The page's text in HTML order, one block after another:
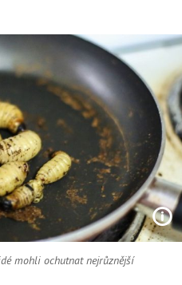
mohli ochutnat nejrůznější